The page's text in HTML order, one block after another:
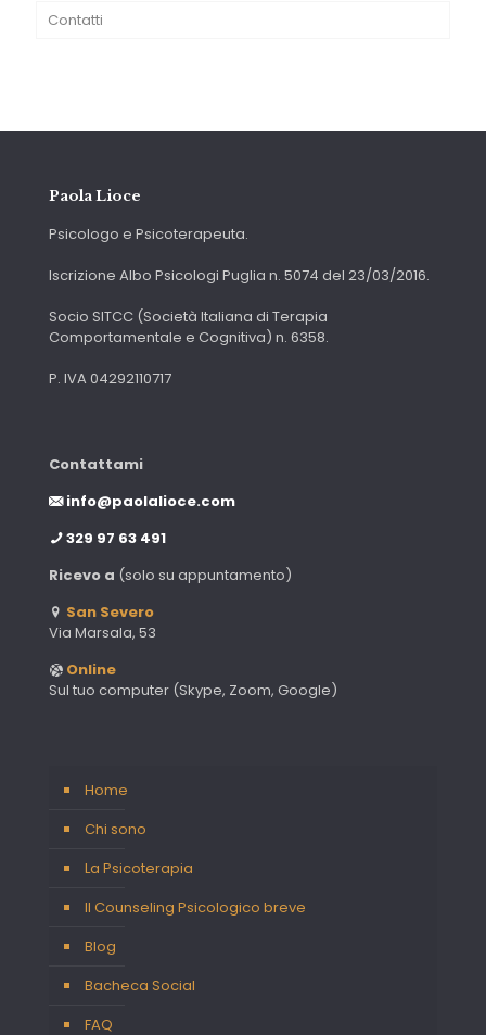
Contatti
Paola Lioce
Psicologo e Psicoterapeuta.
Iscrizione Albo Psicologi Puglia n. 5074 del 23/03/2016.
Socio SITCC (Società Italiana di Terapia
Comportamentale e Cognitiva) n. 6358.
P. IVA 04292110717
Contattami
info@paolalioce.com
329 97 63 491
Ricevo a (solo su appuntamento)
San Severo
Via Marsala, 53
Online
Sul tuo computer (Skype, Zoom, Google)
Home
Chi sono
La Psicoterapia
Il Counseling Psicologico breve
Blog
Bacheca Social
FAQ